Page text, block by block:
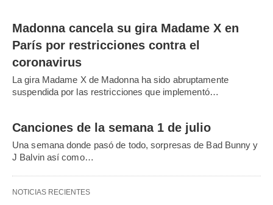
Madonna cancela su gira Madame X en
París por restricciones contra el
coronavirus
La gira Madame X de Madonna ha sido abruptamente
suspendida por las restricciones que implementó…
Canciones de la semana 1 de julio
Una semana donde pasó de todo, sorpresas de Bad Bunny y
J Balvin así como…
NOTICIAS RECIENTES